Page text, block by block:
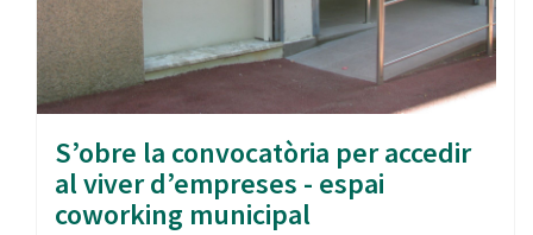
S’obre la convocatòria per accedir
al viver d’empreses - espai
coworking municipal